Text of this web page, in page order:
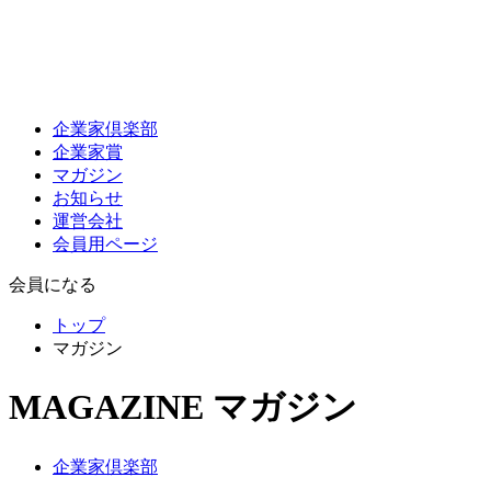
企業家倶楽部
企業家賞
マガジン
お知らせ
運営会社
会員用ページ
会員になる
トップ
マガジン
MAGAZINE マガジン
企業家倶楽部